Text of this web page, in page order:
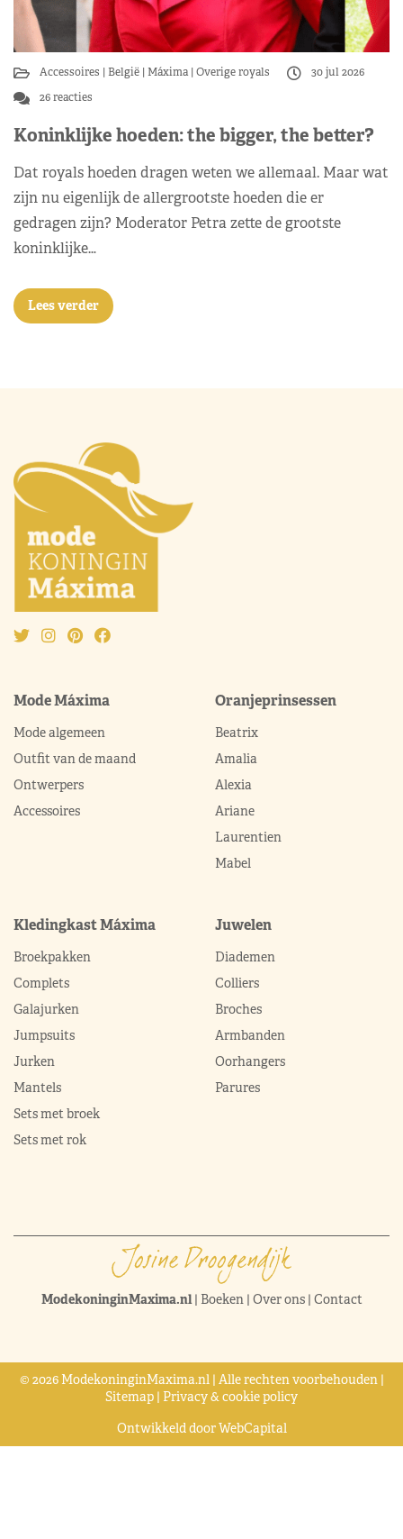
Accessoires België Máxima Overige royals
30 jul 2026
26 reacties
Koninklijke hoeden: the bigger, the better?
Dat royals hoeden dragen weten we allemaal. Maar wat
zijn nu eigenlijk de allergrootste hoeden die er
gedragen zijn? Moderator Petra zette de grootste
koninklijke…
Lees verder
Mode Máxima
Mode algemeen
Outfit van de maand
Ontwerpers
Accessoires
Oranjeprinsessen
Beatrix
Amalia
Alexia
Ariane
Laurentien
Mabel
Kledingkast Máxima
Broekpakken
Complets
Galajurken
Jumpsuits
Jurken
Mantels
Sets met broek
Sets met rok
Juwelen
Diademen
Colliers
Broches
Armbanden
Oorhangers
Parures
ModekoninginMaxima.nl| Boeken| Over ons| Contact
© 2026 ModekoninginMaxima.nl | Alle rechten voorbehouden |
Sitemap | Privacy & cookie policy
Ontwikkeld doorWebCapital